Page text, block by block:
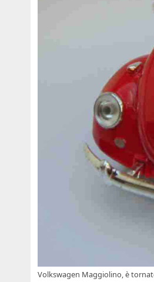
Volkswagen Maggiolino, è